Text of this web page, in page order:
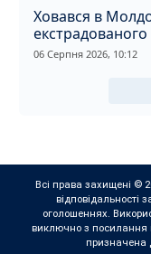
Ховався в
екстрадованого
і відмивання
06 Серпня 2026, 10:12
Всі права захищені ©
відповідальності
оголошеннях.
виключно з посилання
призначена